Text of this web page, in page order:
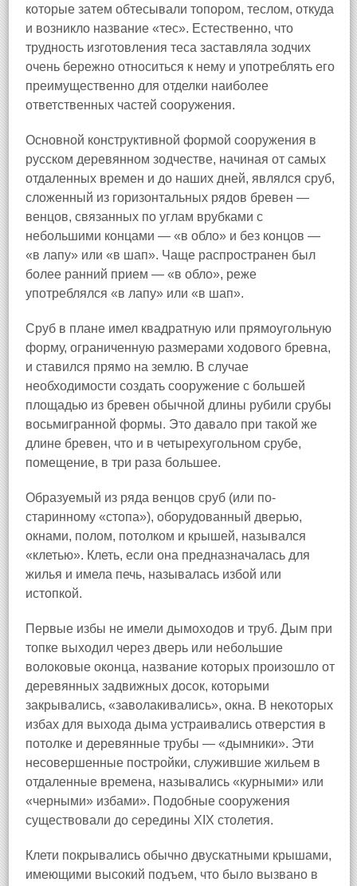
которые затем обтесывали топором, теслом, откуда
и возникло название «тес». Естественно, что
трудность изготовления теса заставляла зодчих
очень бережно относиться к нему и употреблять его
преимущественно для отделки наиболее
ответственных частей сооружения.
Основной конструктивной формой сооружения в
русском деревянном зодчестве, начиная от самых
отдаленных времен и до наших дней, являлся сруб,
сложенный из горизонтальных рядов бревен —
венцов, связанных по углам врубками с
небольшими концами — «в обло» и без концов —
«в лапу» или «в шап». Чаще распространен был
более ранний прием — «в обло», реже
употреблялся «в лапу» или «в шап».
Сруб в плане имел квадратную или прямоугольную
форму, ограниченную размерами ходового бревна,
и ставился прямо на землю. В случае
необходимости создать сооружение с большей
площадью из бревен обычной длины рубили срубы
восьмигранной формы. Это давало при такой же
длине бревен, что и в четырехугольном срубе,
помещение, в три раза большее.
Образуемый из ряда венцов сруб (или по-
старинному «стопа»), оборудованный дверью,
окнами, полом, потолком и крышей, назывался
«клетью». Клеть, если она предназначалась для
жилья и имела печь, называлась избой или
истопкой.
Первые избы не имели дымоходов и труб. Дым при
топке выходил через дверь или небольшие
волоковые оконца, название которых произошло от
деревянных задвижных досок, которыми
закрывались, «заволакивались», окна. В некоторых
избах для выхода дыма устраивались отверстия в
потолке и деревянные трубы — «дымники». Эти
несовершенные постройки, служившие жильем в
отдаленные времена, назывались «курными» или
«черными» избами». Подобные сооружения
существовали до середины XIX столетия.
Клети покрывались обычно двускатными крышами,
имеющими высокий подъем, что было вызвано в